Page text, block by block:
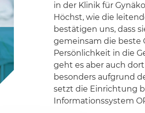
in der Klinik für
Höchst, wie die
bestätigen uns, dass
gemeinsam die beste
Persönlichkeit in die
geht es aber auch
besonders aufgrund
setzt die Einrichtung
Informationssystem